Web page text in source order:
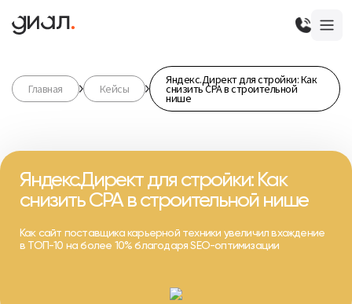
Главная Кейсы
Яндекс.Директ для стройки: Как
снизить CPA в строительной
нише
Яндекс.Директ для стройки: Как
снизить CPA в строительной нише
Как сайт поставщика карьерной техники увеличил вхождение
в ТОП-10 на более 10% благодаря SEO-оптимизации